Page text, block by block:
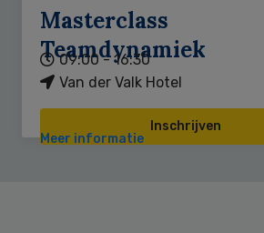
Masterclass
Teamdynamiek
09:00 - 16:30
Van der Valk Hotel
Inschrijven
Meer informatie